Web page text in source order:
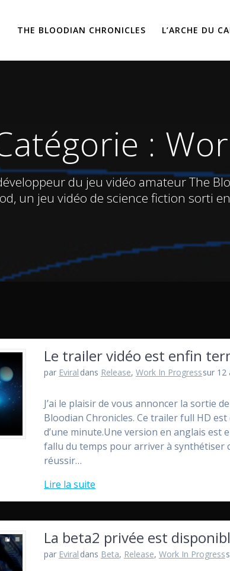
THE BLOODIAN CHRONICLES L’ARCHE DU
:
du jeu vidéo amateur The
un jeu vidéo de science fiction sorti
Le trailer vidéo est enfin
par Eviral dans Release, Work In Progresssur 12
J’ai le plaisir de vous annoncer la sortie
Bloodian Chronicles. Ce trailer full HD
d’une minute.Une version en anglais est
fallu du temps pour arriver à synthétiser
réussir…
Lire la suite
La beta2 privée est
par Eviral dans Beta, Release, Work In Progress